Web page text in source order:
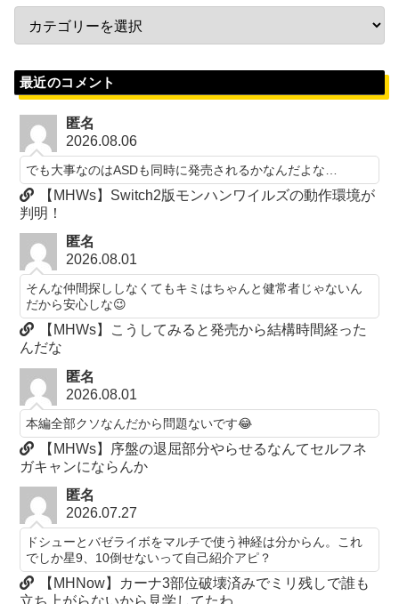
最近のコメント
匿名
2026.08.06
でも大事なのはASDも同時に発売されるかなんだよな…
【MHWs】Switch2版モンハンワイルズの動作環境が
判明！
匿名
2026.08.01
そんな仲間探ししなくてもキミはちゃんと健常者じゃないん
だから安心しな😉
【MHWs】こうしてみると発売から結構時間経った
んだな
匿名
2026.08.01
本編全部クソなんだから問題ないです😂
【MHWs】序盤の退屈部分やらせるなんてセルフネ
ガキャンにならんか
匿名
2026.07.27
ドシューとバゼライボをマルチで使う神経は分からん。これ
でしか星9、10倒せないって自己紹介アピ？
【MHNow】カーナ3部位破壊済みでミリ残しで誰も